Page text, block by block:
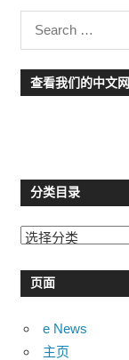
查看我们的中文
分类目录
分
目页面
e News
主页